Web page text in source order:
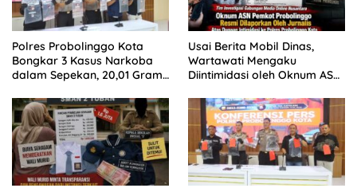
Polres Probolinggo Kota
Bongkar 3 Kasus Narkoba
dalam Sepekan, 20,01 Gram
Usai Berita Mobil Dinas,
Wartawati Mengaku
Diintimidasi oleh Oknum ASN
Tempuh Jalur Hukum